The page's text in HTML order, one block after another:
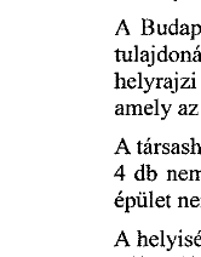
A
helyrajzi
amely az
A
4 db
épület
A